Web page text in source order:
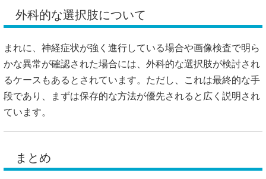
外科的な選択肢について
まれに、神経症状が強く進行している場合や画像検査で明ら
かな異常が確認された場合には、外科的な選択肢が検討され
るケースもあるとされています。ただし、これは最終的な手
段であり、まずは保存的な方法が優先されると広く説明され
ています。
まとめ